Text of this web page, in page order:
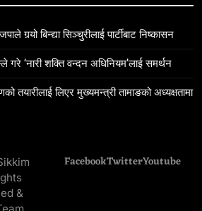
गर्‍यो बिन्द्या सिञ्चुरीलाई पार्टीबाट निष्कासन
गरे ‘नारी शक्ति वन्दन अधिनियम’लाई समर्थन
तयारीलाई लिएर मुख्यमन्त्री तामाङको अध्यक्षतामा
&
FacebookTwitterYoutube